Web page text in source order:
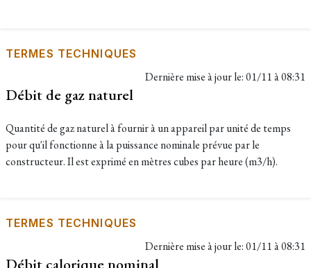
TERMES TECHNIQUES
Dernière mise à jour le:01/11 à 08:31
Débit de gaz naturel
Quantité de gaz naturel à fournir à un appareil par unité de temps
pour qu'il fonctionne à la puissance nominale prévue par le
constructeur. Il est exprimé en mètres cubes par heure (m3/h).
TERMES TECHNIQUES
Dernière mise à jour le:01/11 à 08:31
Débit calorique nominal